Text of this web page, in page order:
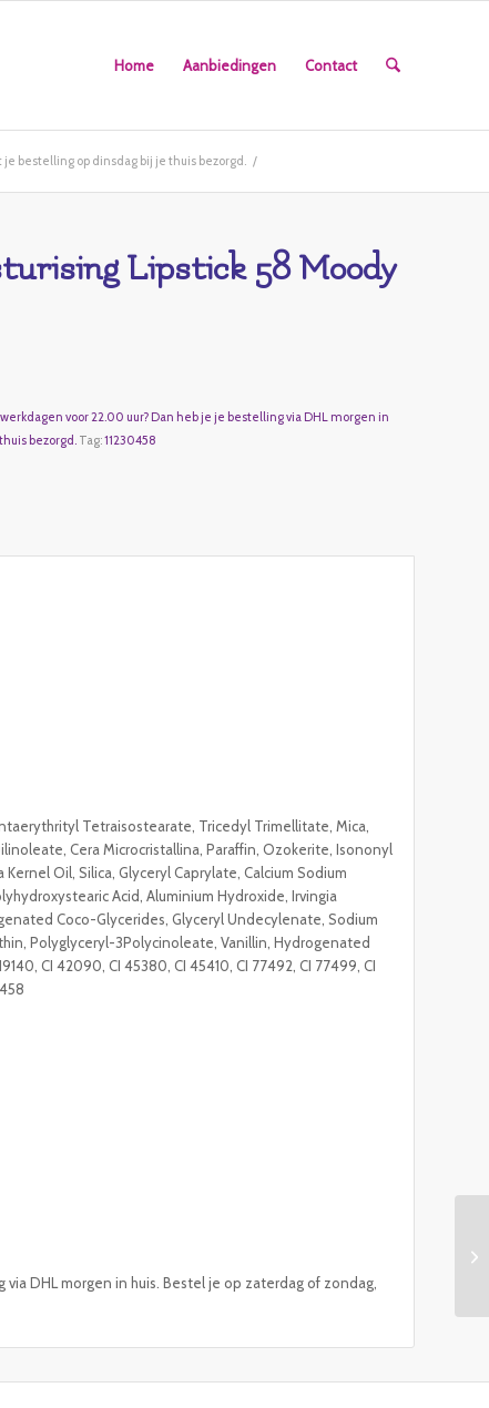
Home Aanbiedingen Contact
je bestelling op dinsdag bij je thuis bezorgd. /
Lipstick 58 Moody
voor 22.00 uur? Dan heb je je bestelling via DHL morgen in
bezorgd. Tag:11230458
Tetraisostearate, Tricedyl Trimellitate, Mica,
Cera Microcristallina, Paraffin, Ozokerite, Isononyl
Oil, Silica, Glyceryl Caprylate, Calcium Sodium
Acid, Aluminium Hydroxide, Irvingia
Coco-Glycerides, Glyceryl Undecylenate, Sodium
Polyglyceryl-3Polycinoleate, Vanillin, Hydrogenated
CI 42090, CI 45380, CI 45410, CI 77492, CI 77499, CI
DHL morgen in huis. Bestel je op zaterdag of zondag,